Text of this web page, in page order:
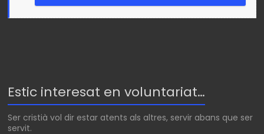
Estic interesat en voluntariat…
Ser cristià vol dir estar atents als altres, servir abans que ser
servit.